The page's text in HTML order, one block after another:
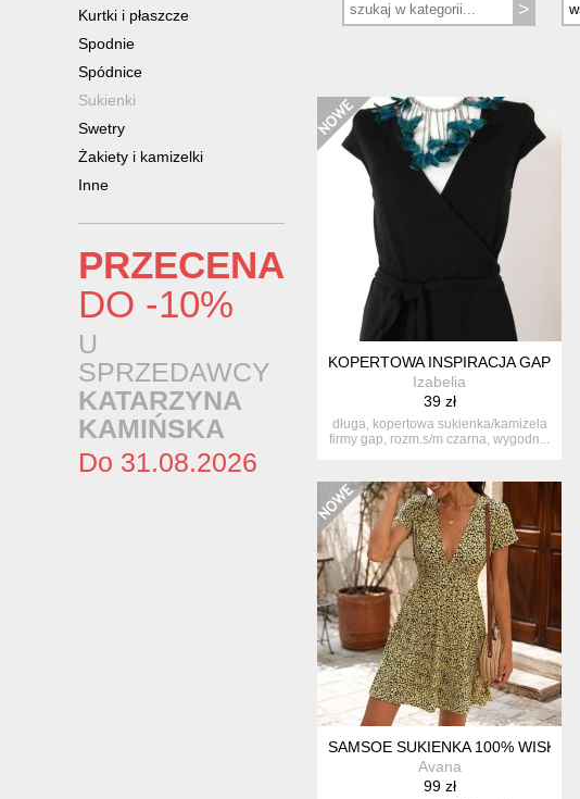
Kurtki i płaszcze
Spodnie
Spódnice
Sukienki
Swetry
Żakiety i kamizelki
Inne
PRZECENA
DO -10%
U
SPRZEDAWCY
KATARZYNA
KAMIŃSKA
Do 31.08.2026
KOPERTOWA INSPIRACJA GAP
Izabelia
39 zł
długa, kopertowa sukienka/kamizela
firmy gap, rozm.s/m czarna, wygodn...
SAMSOE SUKIENKA 100%
Avana
99 zł